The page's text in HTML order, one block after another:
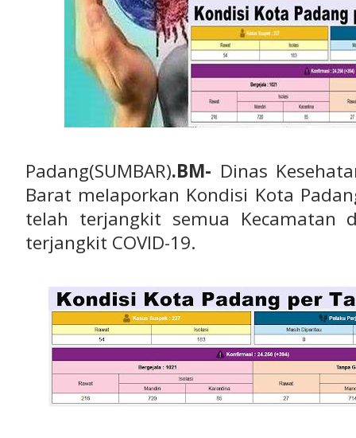
Padang(SUMBAR).BM- Dinas
Barat melaporkan Kondisi Kota
telah terjangkit semua Kecamatan
terjangkit COVID-19.